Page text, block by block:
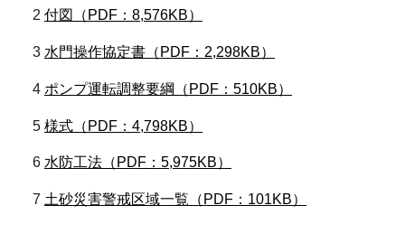
2 付図（PDF：8,576KB）
3 水門操作協定書（PDF：2,298KB）
4 ポンプ運転調整要綱（PDF：510KB）
5 様式（PDF：4,798KB）
6 水防工法（PDF：5,975KB）
7 土砂災害警戒区域一覧（PDF：101KB）